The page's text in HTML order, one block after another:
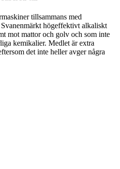
tillsammans med
högeffektivt alkaliskt
mot mattor och golv och som inte
kemikalier. Medlet är extra
det inte heller avger några